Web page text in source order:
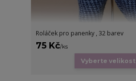
Roláček pro panenky , 32 barev
75 Kč/ks
Vyberte velikost